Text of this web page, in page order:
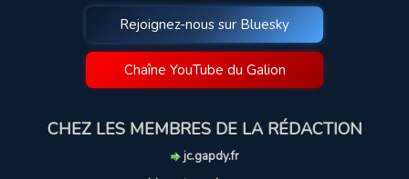
Rejoignez-nous sur Bluesky
Chaîne YouTube du Galion
CHEZ LES MEMBRES DE LA RÉDACTION
jc.gapdy.fr